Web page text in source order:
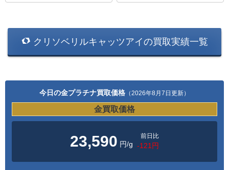
クリソベリルキャッツアイの買取実績一覧
今日の金プラチナ買取価格 （2026年8月7日更新）
金買取価格
23,590 円/g
前日比
-121円